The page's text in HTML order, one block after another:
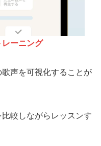
ーニング
声を可視化することが
較しながらレッスンす